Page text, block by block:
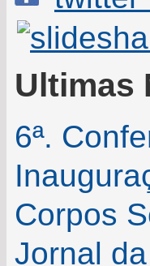
Ultimas
6ª.
Corpos
Jornal